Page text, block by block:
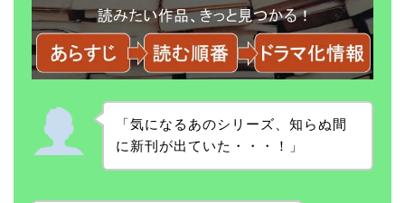
「気になるあのシリーズ、知らぬ間
に新刊が出ていた・・・！」